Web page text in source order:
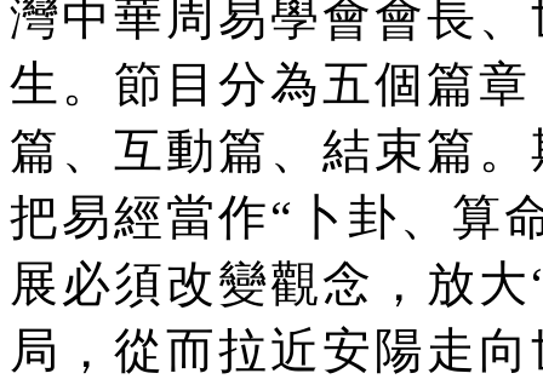
灣中華周易學會會長
生。節目分為五個篇
篇、互動篇、結束篇
把易經當作“卜卦、算
展必須改變觀念，放
局，從而拉近安陽走